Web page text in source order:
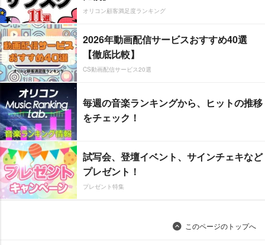
オリコン顧客満足度ランキング
2026年動画配信サービスおすすめ40選
【徹底比較】
CS動画配信サービス20選
毎週の音楽ランキングから、ヒットの推移
をチェック！
試写会、登壇イベント、サインチェキなど
プレゼント！
プレゼント特集
このページのトップへ